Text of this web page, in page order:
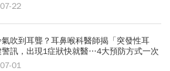
22
氣吹到耳聾？耳鼻喉科醫師揭「突發性耳
警訊，出現1症狀快就醫…4大預防方式一次
01